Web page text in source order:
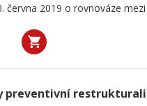
června 2019 o rovnováze
preventivní